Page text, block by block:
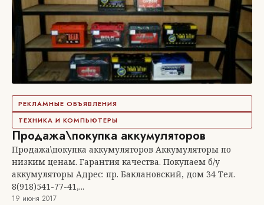
РЕКЛАМНЫЕ ОБЪЯВЛЕНИЯ
ТЕХНИКА И КОМПЬЮТЕРЫ
Продажа\покупка аккумуляторов
Продажа\покупка аккумуляторов Аккумуляторы по
низким ценам. Гарантия качества. Покупаем б/у
аккумуляторы Адрес: пр. Баклановский, дом 34 Тел.
8(918)541-77-41,...
19 июня 2017